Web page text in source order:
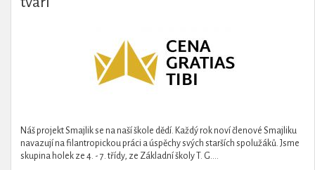
Náš projekt Smajlik se na naší škole dědí. Každý rok noví členové Smajliku
navazují na filantropickou práci a úspěchy svých starších spolužáků. Jsme
skupina holek ze 4. - 7. třídy, ze Základní školy T. G....